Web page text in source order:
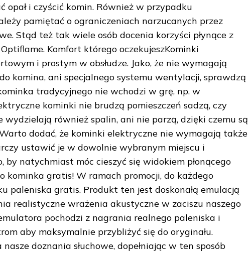
opał i czyścić komin. Również w przypadku
pamiętać o ograniczeniach narzucanych przez
Stąd też tak wiele osób docenia korzyści płynące z
Komfort którego oczekujeszKominki
i prostym w obsłudze. Jako, że nie wymagają
komina, ani specjalnego systemu wentylacji, sprawdzą
tradycyjnego nie wchodzi w grę, np. w
kominki nie brudzą pomieszczeń sadzą, czy
wydzielają również spalin, ani nie parzą, dzięki czemu są
dodać, że kominki elektryczne nie wymagają także
ustawić je w dowolnie wybranym miejscu i
by natychmiast móc cieszyć się widokiem płonącego
kominka gratis! W ramach promocji, do każdego
paleniska gratis. Produkt ten jest doskonałą emulacją
realistyczne wrażenia akustyczne w zaciszu naszego
pochodzi z nagrania realnego paleniska i
aby maksymalnie przybliżyć się do oryginału.
doznania słuchowe, dopełniając w ten sposób